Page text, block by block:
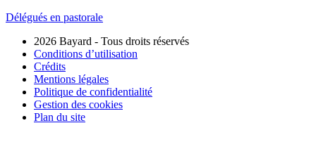
Délégués en pastorale
2026 Bayard - Tous droits réservés
Conditions d’utilisation
Crédits
Mentions légales
Politique de confidentialité
Gestion des cookies
Plan du site